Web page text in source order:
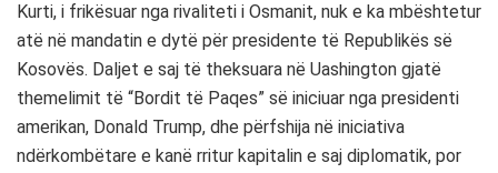
Kurti, i frikësuar nga rivaliteti i Osmanit, nuk e ka mbështetur
atë në mandatin e dytë për presidente të Republikës së
Kosovës. Daljet e saj të theksuara në Uashington gjatë
themelimit të “Bordit të Paqes” së iniciuar nga presidenti
amerikan, Donald Trump, dhe përfshija në iniciativa
ndërkombëtare e kanë rritur kapitalin e saj diplomatik, por